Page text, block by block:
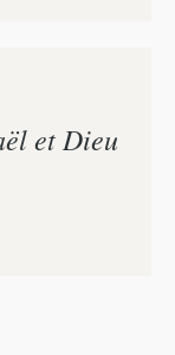
et Dieu